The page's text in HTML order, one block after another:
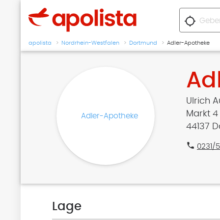
location_searching
apolista Nordrhein-Westfalen Dortmund Adler-Apotheke
Ulrich
Markt 4
44137
phone 0231/
Lage